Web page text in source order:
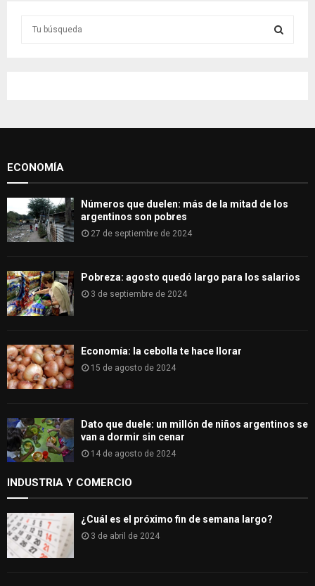
o
H
ECONOMÍA
Números que duelen: más de la mitad de los
argentinos son pobres
27 de septiembre de 2024
Pobreza: agosto quedó largo para los salarios
3 de septiembre de 2024
Economía: la cebolla te hace llorar
15 de agosto de 2024
Dato que duele: un millón de niños argentinos se
van a dormir sin cenar
14 de agosto de 2024
INDUSTRIA Y COMERCIO
¿Cuál es el próximo fin de semana largo?
3 de abril de 2024